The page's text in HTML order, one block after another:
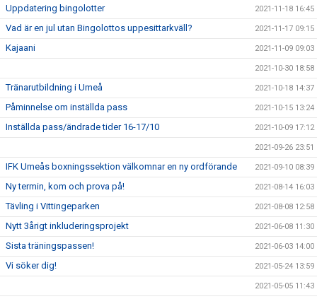
Uppdatering bingolotter 2021-11-18 16:45
Vad är en jul utan Bingolottos uppesittarkväll? 2021-11-17 09:15
Kajaani 2021-11-09 09:03
2021-10-30 18:58
Tränarutbildning i Umeå 2021-10-18 14:37
Påminnelse om inställda pass 2021-10-15 13:24
Inställda pass/ändrade tider 16-17/10 2021-10-09 17:12
2021-09-26 23:51
IFK Umeås boxningssektion välkomnar en ny ordförande 2021-09-10 08:39
Ny termin, kom och prova på! 2021-08-14 16:03
Tävling i Vittingeparken 2021-08-08 12:58
Nytt 3årigt inkluderingsprojekt 2021-06-08 11:30
Sista träningspassen! 2021-06-03 14:00
Vi söker dig! 2021-05-24 13:59
2021-05-05 11:43